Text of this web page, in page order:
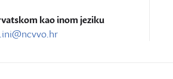
kao inom jeziku